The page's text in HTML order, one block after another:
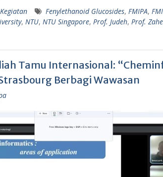
Kegiatan Fenylethanoid Glucosides, FMIPA,
, NTU, NTU Singapore, Prof. Judeh, Prof.
Tamu Internasional:
Berbagi Wawasan